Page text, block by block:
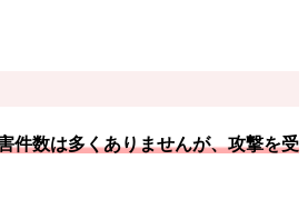
件数は多くありませんが、攻撃を受